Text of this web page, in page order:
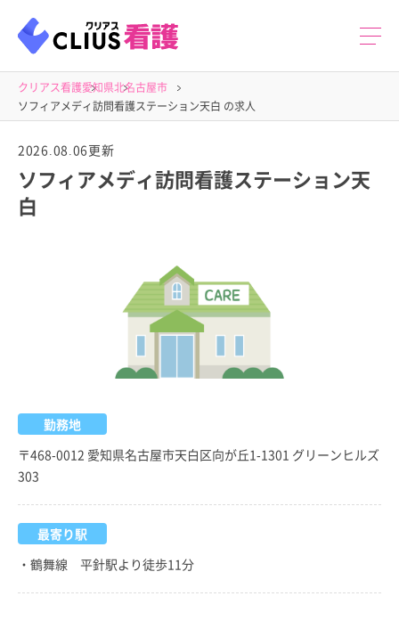
クリアス看護愛知県北名古屋市
ソフィアメディ訪問看護ステーション天白 の求人
2026.08.06更新
ソフィアメディ訪問看護ステーション天
白
勤務地
〒468-0012 愛知県名古屋市天白区向が丘1-1301 グリーンヒルズ
303
最寄り駅
・鶴舞線 平針駅より徒歩11分